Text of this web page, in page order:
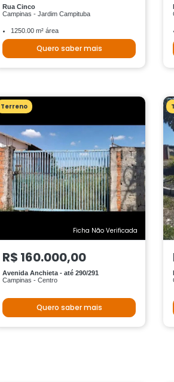
Rua Cinco
Campinas - Jardim Campituba
1250.00 m² área
Quero saber mais
Terreno
Ficha Não Verificada
R$ 160.000,00
Avenida Anchieta - até 290/291
Campinas - Centro
Quero saber mais